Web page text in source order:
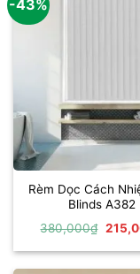
-43%
Rèm Dọc Cách
Blinds A382
380,000₫ Giá
là: